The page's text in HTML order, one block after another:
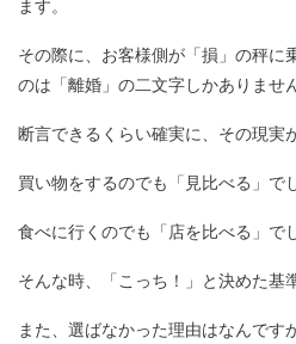
ます。
その際に、お客様側が「損」の秤に
のは「離婚」の二文字しかありません
断言できるくらい確実に、その現実
買い物をするのでも「見比べる」で
食べに行くのでも「店を比べる」で
そんな時、「こっち！」と決めた基
また、選ばなかった理由はなんです